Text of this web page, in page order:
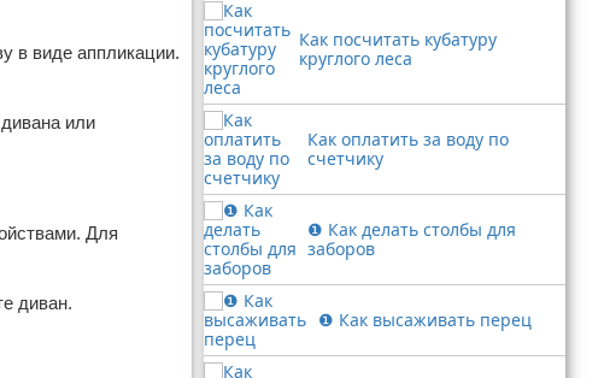
в виде аппликации.
или
Для
диван.
Как посчитать кубатуру
круглого леса
Как оплатить за воду по
счетчику
❶ Как делать столбы для
заборов
❶ Как высаживать перец